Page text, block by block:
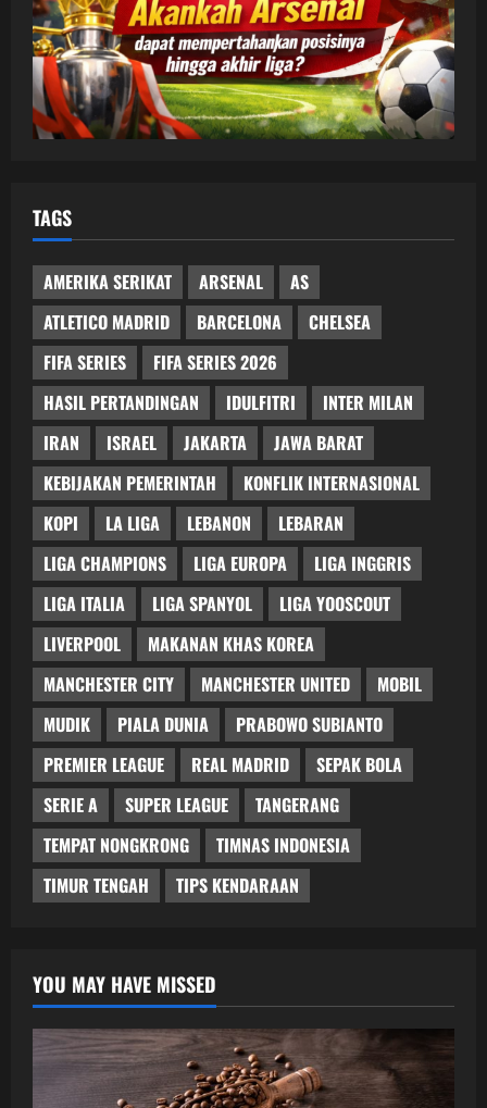
TAGS
AMERIKA SERIKAT ARSENAL
AS
ATLETICO MADRID
BARCELONA
CHELSEA
FIFA SERIES
FIFA SERIES 2026
HASIL PERTANDINGAN
IDULFITRI
INTER MILAN
IRAN
ISRAEL JAKARTA
JAWA BARAT
KEBIJAKAN PEMERINTAH
KONFLIK INTERNASIONAL
KOPI
LA LIGA LEBANON
LEBARAN
LIGA CHAMPIONS
LIGA EUROPA
LIGA INGGRIS
LIGA ITALIA
LIGA SPANYOL
LIGA YOOSCOUT
LIVERPOOL
MAKANAN KHAS KOREA
MANCHESTER CITY
MANCHESTER UNITED
MOBIL
MUDIK
PIALA DUNIA
PRABOWO SUBIANTO
PREMIER LEAGUE
REAL MADRID
SEPAK BOLA
SERIE A
SUPER LEAGUE
TANGERANG
TEMPAT NONGKRONG
TIMNAS INDONESIA
TIMUR TENGAH
TIPS KENDARAAN
YOU MAY HAVE MISSED